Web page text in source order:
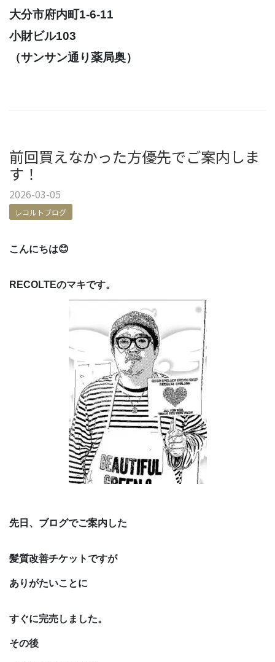
大分市府内町1-6-11
小財ビル103
（サンサン通り薬局奥）
前回買えなかった方優先でご案内しま
す！
2026-03-05
レコルトブログ
こんにちは😊
RECOLTEのマキです。
先日、ブログでご案内した
髪質改善チケットですが
ありがたいことに
すぐに完売しました。
その後